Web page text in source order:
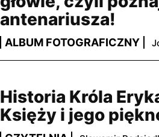
antenariusza!
ALBUM FOTOGRAFICZNY
Historia Króla
Księży i jego